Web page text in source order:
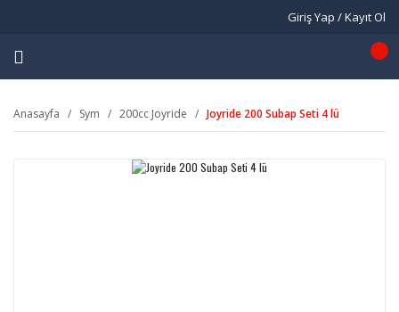
Giriş Yap / Kayıt Ol
Anasayfa Sym 200cc Joyride Joyride 200 Subap Seti 4 lü